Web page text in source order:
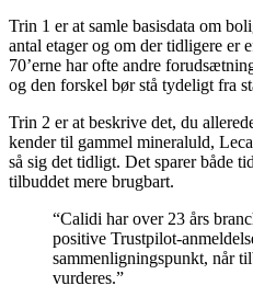
Trin 1 er at samle basisdata om
antal etager og om der tidligere er
70’erne har ofte andre
og den forskel bør stå tydeligt fra
Trin 2 er at beskrive det, du
kender til gammel mineraluld,
så sig det tidligt. Det sparer både
tilbuddet mere brugbart.
“Calidi har over 23 års
positive Trustpilot-
sammenligningspunkt, når
vurderes.”